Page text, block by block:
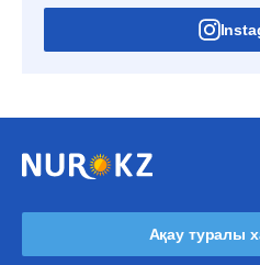
Ақау туралы